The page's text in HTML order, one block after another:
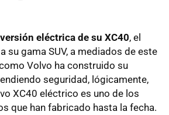
versión eléctrica de su XC40, el
su gama SUV, a mediados de este
Volvo ha construido su
seguridad, lógicamente,
XC40 eléctrico es uno de los
que han fabricado hasta la fecha.